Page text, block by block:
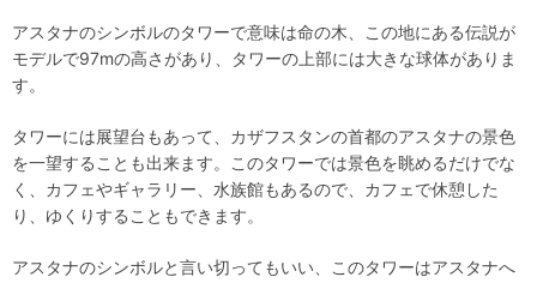
アスタナのシンボルのタワーで意味は命の木、この地にある伝説が
モデルで97mの高さがあり、タワーの上部には大きな球体がありま
す。
タワーには展望台もあって、カザフスタンの首都のアスタナの景色
を一望することも出来ます。このタワーでは景色を眺めるだけでな
く、カフェやギャラリー、水族館もあるので、カフェで休憩した
り、ゆくりすることもできます。
アスタナのシンボルと言い切ってもいい、このタワーはアスタナへ